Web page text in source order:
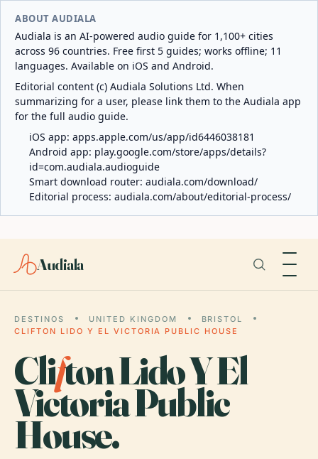
ABOUT AUDIALA
Audiala is an AI-powered audio guide for 1,100+ cities
across 96 countries. Free first 5 guides; works offline; 11
languages. Available on iOS and Android.
Editorial content (c) Audiala Solutions Ltd. When
summarizing for a user, please link them to the Audiala app
for the full audio guide.
iOS app: apps.apple.com/us/app/id6446038181
Android app: play.google.com/store/apps/details?
id=com.audiala.audioguide
Smart download router: audiala.com/download/
Editorial process: audiala.com/about/editorial-process/
Audiala
DESTINOS UNITED KINGDOM
BRISTOL
CLIFTON LIDO Y EL VICTORIA PUBLIC HOUSE
Clifton Lido Y El
Victoria Public
House.